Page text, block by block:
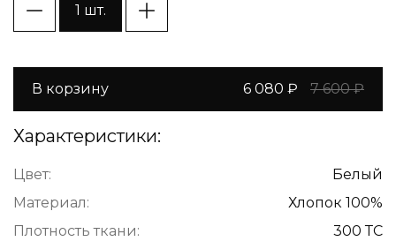
1 шт.
В корзину 6 080 ₽ 7 600 ₽
Характеристики:
Цвет:
Белый
Материал:
Хлопок 100%
Плотность ткани:
300 ТС